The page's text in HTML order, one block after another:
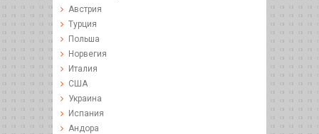
Австрия
Турция
Польша
Норвегия
Италия
США
Украина
Испания
Андора